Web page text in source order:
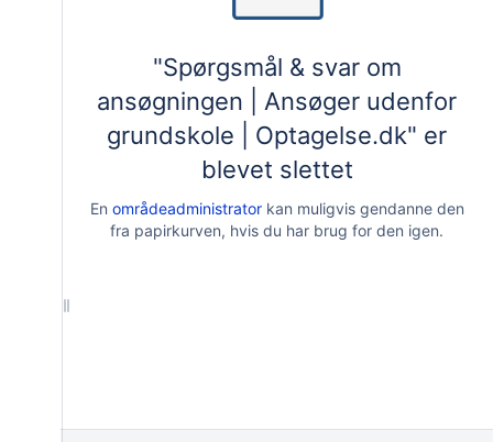
"Spørgsmål & svar om
ansøgningen | Ansøger udenfor
grundskole | Optagelse.dk" er
blevet slettet
En områdeadministratorkan muligvis gendanne den
fra papirkurven, hvis du har brug for den igen.